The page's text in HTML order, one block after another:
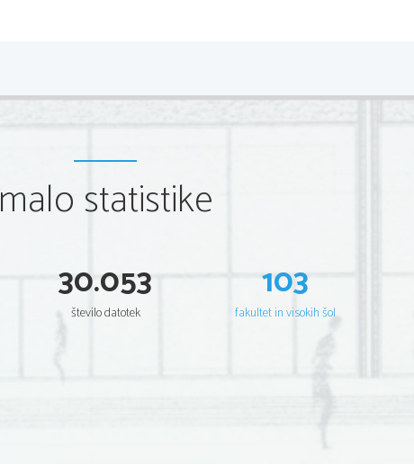
malo statistike
30.053
število datotek
103
fakultet in visokih šol